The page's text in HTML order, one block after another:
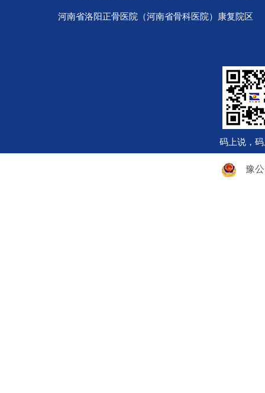
河南省洛阳正骨医院（河南省骨科医院）康复院区
码上说，
豫公